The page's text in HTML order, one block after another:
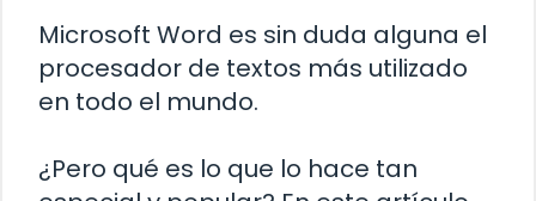
Microsoft Word es sin duda alguna el
procesador de textos más utilizado
en todo el mundo.
¿Pero qué es lo que lo hace tan